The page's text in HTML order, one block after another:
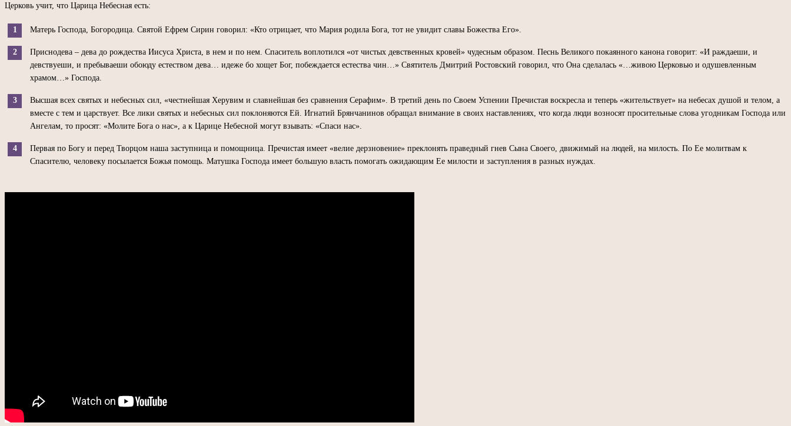
Церковь учит, что Царица Небесная есть:
Матерь Господа, Богородица. Святой Ефрем Сирин говорил: «Кто отрицает, что Мария родила Бога, тот не увидит славы Божества Его».
Приснодева – дева до рождества Иисуса Христа, в нем и по нем. Спаситель воплотился «от чистых девственных кровей» чудесным образом. Песнь Великого покаянного канона говорит: «И раждаеши, и
девствуеши, и пребываеши обоюду естеством дева… идеже бо хощет Бог, побеждается естества чин…» Святитель Дмитрий Ростовский говорил, что Она сделалась «…живою Церковью и одушевленным
храмом…» Господа.
Высшая всех святых и небесных сил, «честнейшая Херувим и славнейшая без сравнения Серафим». В третий день по Своем Успении Пречистая воскресла и теперь «жительствует» на небесах душой и телом, а
вместе с тем и царствует. Все лики святых и небесных сил поклоняются Ей. Игнатий Брянчанинов обращал внимание в своих наставлениях, что когда люди возносят просительные слова угодникам Господа или
Ангелам, то просят: «Молите Бога о нас», а к Царице Небесной могут взывать: «Спаси нас».
Первая по Богу и перед Творцом наша заступница и помощница. Пречистая имеет «велие дерзновение» преклонять праведный гнев Сына Своего, движимый на людей, на милость. По Ее молитвам к
Спасителю, человеку посылается Божья помощь. Матушка Господа имеет большую власть помогать ожидающим Ее милости и заступления в разных нуждах.